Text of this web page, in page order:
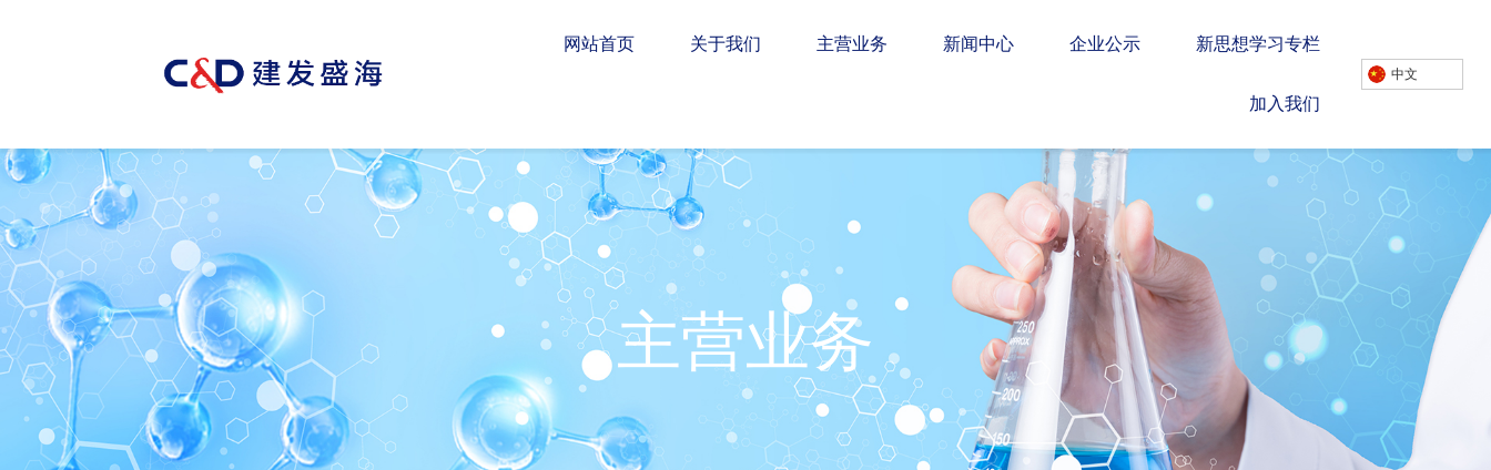
产品中心
/ 熔炼业务 / 黄金
网站首页 关于我们 主营业务 新闻中心 企业公示 新思想学习专栏
加入我们
中文
主营业务